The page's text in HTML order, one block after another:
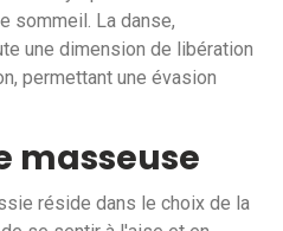
sommeil. La danse,
une dimension de libération
permettant une évasion
masseuse
réside dans le choix de la